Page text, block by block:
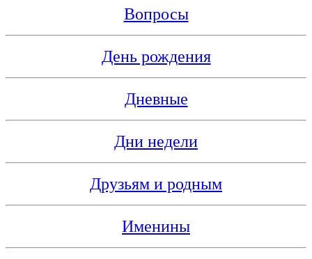
Вопросы
День рождения
Дневные
Дни недели
Друзьям и родным
Именины